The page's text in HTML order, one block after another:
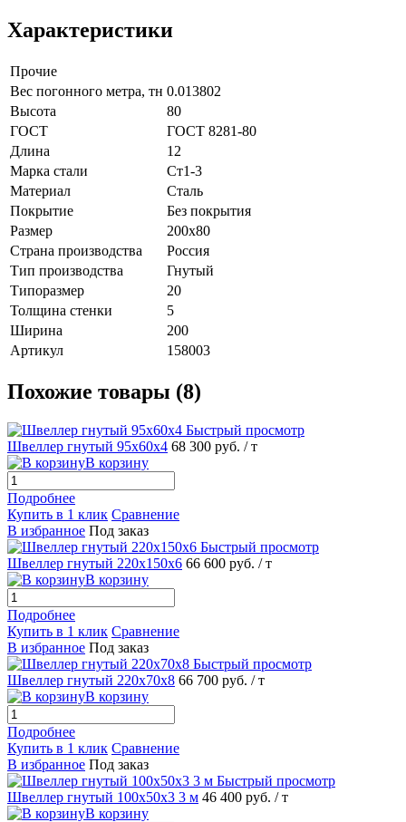
Характеристики
Прочие
Вес погонного метра, тн 0.013802
Высота
80
ГОСТ
ГОСТ 8281-80
Длина
12
Марка стали
Ст1-3
Материал
Сталь
Покрытие
Без покрытия
Размер
200х80
Страна производства
Россия
Тип производства
Гнутый
Типоразмер
20
Толщина стенки
5
Ширина
200
Артикул
158003
Похожие товары (8)
Быстрый просмотр
Швеллер гнутый 95х60х4 68 300 руб. / т
В корзину
Подробнее
Купить в 1 клик Сравнение
В избранное Под заказ
Быстрый просмотр
Швеллер гнутый 220х150х6 66 600 руб. / т
В корзину
Подробнее
Купить в 1 клик Сравнение
В избранное Под заказ
Быстрый просмотр
Швеллер гнутый 220х70х8 66 700 руб. / т
В корзину
Подробнее
Купить в 1 клик Сравнение
В избранное Под заказ
Быстрый просмотр
Швеллер гнутый 100х50х3 3 м 46 400 руб. / т
В корзину